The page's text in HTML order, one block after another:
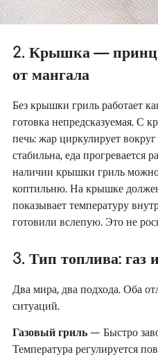
2. Крышка —
от мангала
Без крышки гриль работает
готовка непредсказуемая. С
печь: жар циркулирует
стабильна, еда прогревается
наличии крышки гриль можно
коптильню. На крышке
показывает температуру
готовили вслепую. Это не
3. Тип топлива: газ
Два мира, два подхода. Оба
ситуаций.
Газовый гриль — Быстро
Температура регулируется